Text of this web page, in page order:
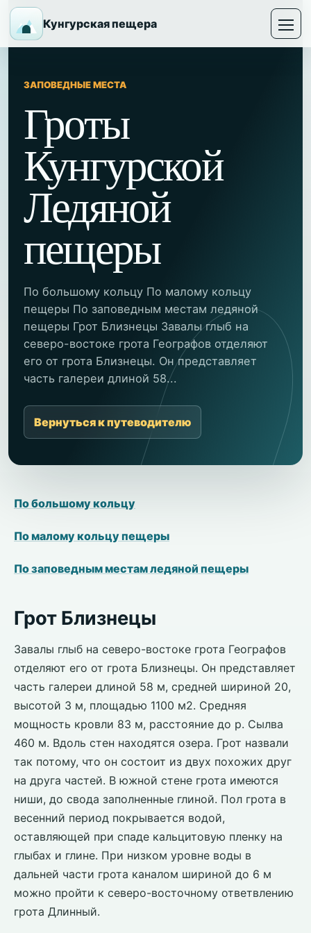
Кунгурская пещера
ЗАПОВЕДНЫЕ МЕСТА
Гроты
Кунгурской
Ледяной
пещеры
По большому кольцу По малому кольцу
пещеры По заповедным местам ледяной
пещеры Грот Близнецы Завалы глыб на
северо-востоке грота Географов отделяют
его от грота Близнецы. Он представляет
часть галереи длиной 58...
Вернуться к путеводителю
По большому кольцу
По малому кольцу пещеры
По заповедным местам ледяной пещеры
Грот Близнецы
Завалы глыб на северо-востоке грота Географов
отделяют его от грота Близнецы. Он представляет
часть галереи длиной 58 м, средней шириной 20,
высотой 3 м, площадью 1100 м2. Средняя
мощность кровли 83 м, расстояние до р. Сылва
460 м. Вдоль стен находятся озера. Грот назвали
так потому, что он состоит из двух похожих друг
на друга частей. В южной стене грота имеются
ниши, до свода заполненные глиной. Пол грота в
весенний период покрывается водой,
оставляющей при спаде кальцитовую пленку на
глыбах и глине. При низком уровне воды в
дальней части грота каналом шириной до 6 м
можно пройти к северо-восточному ответвлению
грота Длинный.